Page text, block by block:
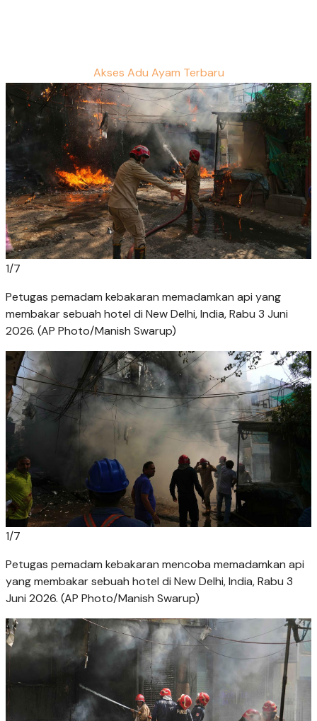
Akses Adu Ayam Terbaru
1/7
Petugas pemadam kebakaran memadamkan api yang
membakar sebuah hotel di New Delhi, India, Rabu 3 Juni
2026. (AP Photo/Manish Swarup)
1/7
Petugas pemadam kebakaran mencoba memadamkan api
yang membakar sebuah hotel di New Delhi, India, Rabu 3
Juni 2026. (AP Photo/Manish Swarup)